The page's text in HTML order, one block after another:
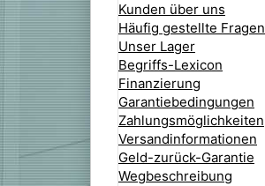
Kunden über uns
Häufig gestellte Fragen
Unser Lager
Begriffs-Lexicon
Finanzierung
Garantiebedingungen
Zahlungsmöglichkeiten
Versandinformationen
Geld-zurück-Garantie
Wegbeschreibung